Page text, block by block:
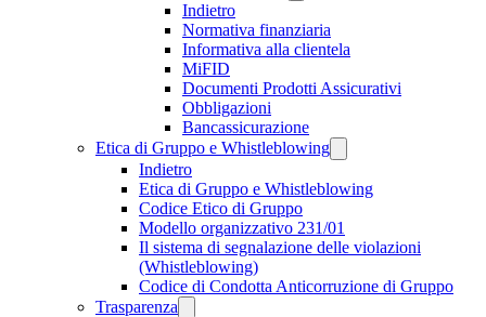
Indietro
Normativa finanziaria
Informativa alla clientela
MiFID
Documenti Prodotti Assicurativi
Obbligazioni
Bancassicurazione
Etica di Gruppo e Whistleblowing
Indietro
Etica di Gruppo e Whistleblowing
Codice Etico di Gruppo
Modello organizzativo 231/01
Il sistema di segnalazione delle violazioni
(Whistleblowing)
Codice di Condotta Anticorruzione di Gruppo
Trasparenza